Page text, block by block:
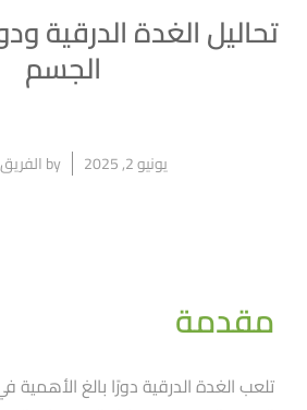
تحاليل الغدة الدرقية
الجسم
يونيو 2, 2025 by
مقدمة
تلعب الغدة الدرقية دورًا بالغ